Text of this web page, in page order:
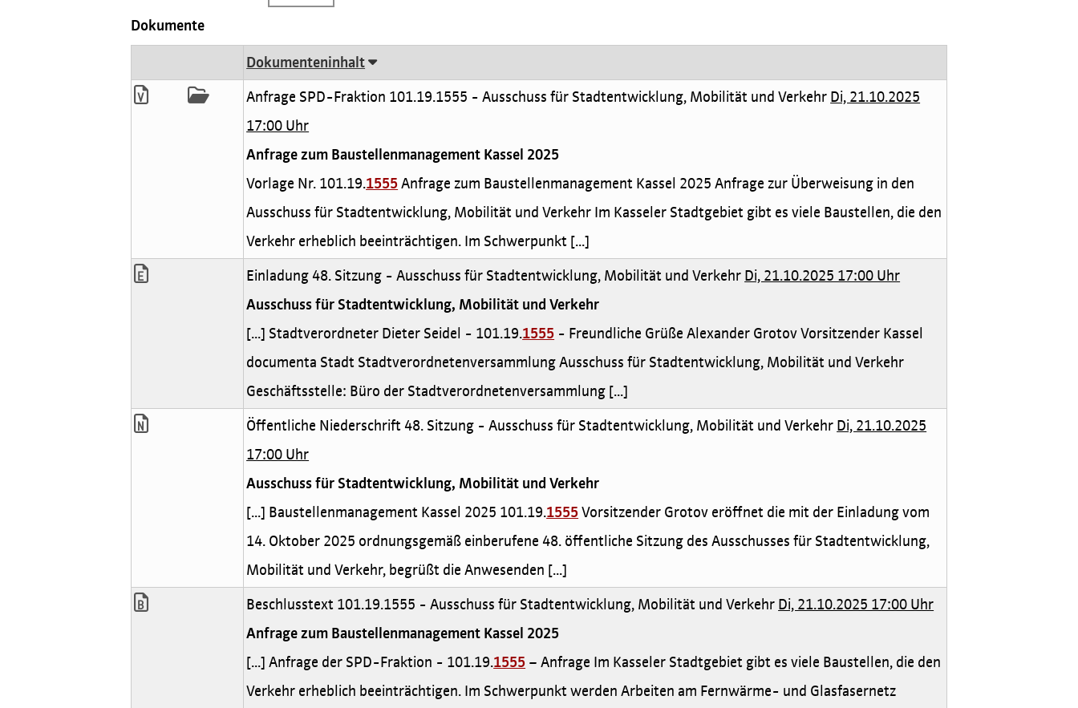
Dokumente
Dokumenteninhalt
Anfrage SPD-Fraktion 101.19.1555 - Ausschuss für Stadtentwicklung, Mobilität und Verkehr Di, 21.10.2025
17:00 Uhr
Anfrage zum Baustellenmanagement Kassel 2025
Vorlage Nr. 101.19.1555Anfrage zum Baustellenmanagement Kassel 2025 Anfrage zur Überweisung in den
Ausschuss für Stadtentwicklung, Mobilität und Verkehr Im Kasseler Stadtgebiet gibt es viele Baustellen, die den
Verkehr erheblich beeinträchtigen. Im Schwerpunkt [...]
Einladung 48. Sitzung - Ausschuss für Stadtentwicklung, Mobilität und Verkehr Di, 21.10.2025 17:00 Uhr
Ausschuss für Stadtentwicklung, Mobilität und Verkehr
[...] Stadtverordneter Dieter Seidel - 101.19.1555 - Freundliche Grüße Alexander Grotov Vorsitzender Kassel
documenta Stadt Stadtverordnetenversammlung Ausschuss für Stadtentwicklung, Mobilität und Verkehr
Geschäftsstelle: Büro der Stadtverordnetenversammlung [...]
Öffentliche Niederschrift 48. Sitzung - Ausschuss für Stadtentwicklung, Mobilität und Verkehr Di, 21.10.2025
17:00 Uhr
Ausschuss für Stadtentwicklung, Mobilität und Verkehr
[...] Baustellenmanagement Kassel 2025 101.19.1555Vorsitzender Grotov eröffnet die mit der Einladung vom
14. Oktober 2025 ordnungsgemäß einberufene 48. öffentliche Sitzung des Ausschusses für Stadtentwicklung,
Mobilität und Verkehr, begrüßt die Anwesenden [...]
Beschlusstext 101.19.1555 - Ausschuss für Stadtentwicklung, Mobilität und Verkehr Di, 21.10.2025 17:00 Uhr
Anfrage zum Baustellenmanagement Kassel 2025
[...] Anfrage der SPD-Fraktion - 101.19.1555 – Anfrage Im Kasseler Stadtgebiet gibt es viele Baustellen, die den
Verkehr erheblich beeinträchtigen. Im Schwerpunkt werden Arbeiten am Fernwärme- und Glasfasernetz